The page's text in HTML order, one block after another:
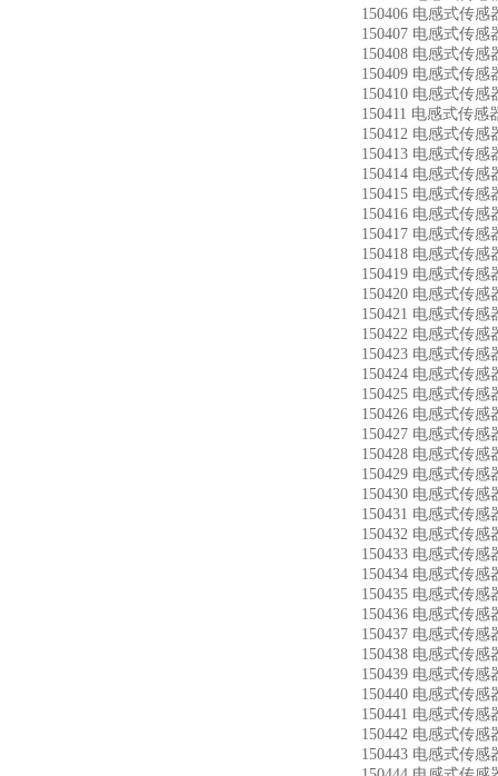
150406 电感式传
150407 电感式传
150408 电感式传
150409 电感式传
150410 电感式传
150411 电感式传
150412 电感式传
150413 电感式传
150414 电感式传
150415 电感式传
150416 电感式传
150417 电感式传
150418 电感式传
150419 电感式传
150420 电感式传
150421 电感式传
150422 电感式传
150423 电感式传
150424 电感式传
150425 电感式传
150426 电感式传
150427 电感式传
150428 电感式传
150429 电感式传
150430 电感式传
150431 电感式传
150432 电感式传
150433 电感式传
150434 电感式传
150435 电感式传
150436 电感式传
150437 电感式传
150438 电感式传
150439 电感式传
150440 电感式传
150441 电感式传
150442 电感式传
150443 电感式传